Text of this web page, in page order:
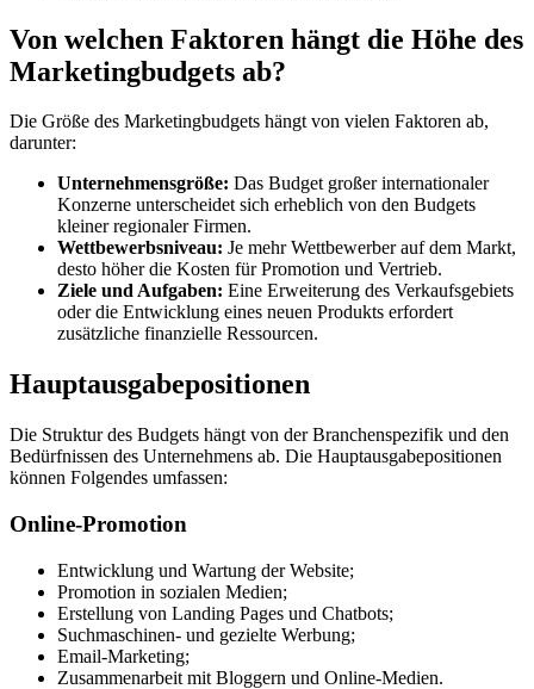
Von welchen Faktoren hängt die Höhe des
Marketingbudgets ab?
Die Größe des Marketingbudgets hängt von vielen Faktoren ab,
darunter:
Unternehmensgröße: Das Budget großer internationaler
Konzerne unterscheidet sich erheblich von den Budgets
kleiner regionaler Firmen.
Wettbewerbsniveau: Je mehr Wettbewerber auf dem Markt,
desto höher die Kosten für Promotion und Vertrieb.
Ziele und Aufgaben: Eine Erweiterung des Verkaufsgebiets
oder die Entwicklung eines neuen Produkts erfordert
zusätzliche finanzielle Ressourcen.
Hauptausgabepositionen
Die Struktur des Budgets hängt von der Branchenspezifik und den
Bedürfnissen des Unternehmens ab. Die Hauptausgabepositionen
können Folgendes umfassen:
Online-Promotion
Entwicklung und Wartung der Website;
Promotion in sozialen Medien;
Erstellung von Landing Pages und Chatbots;
Suchmaschinen- und gezielte Werbung;
Email-Marketing;
Zusammenarbeit mit Bloggern und Online-Medien.